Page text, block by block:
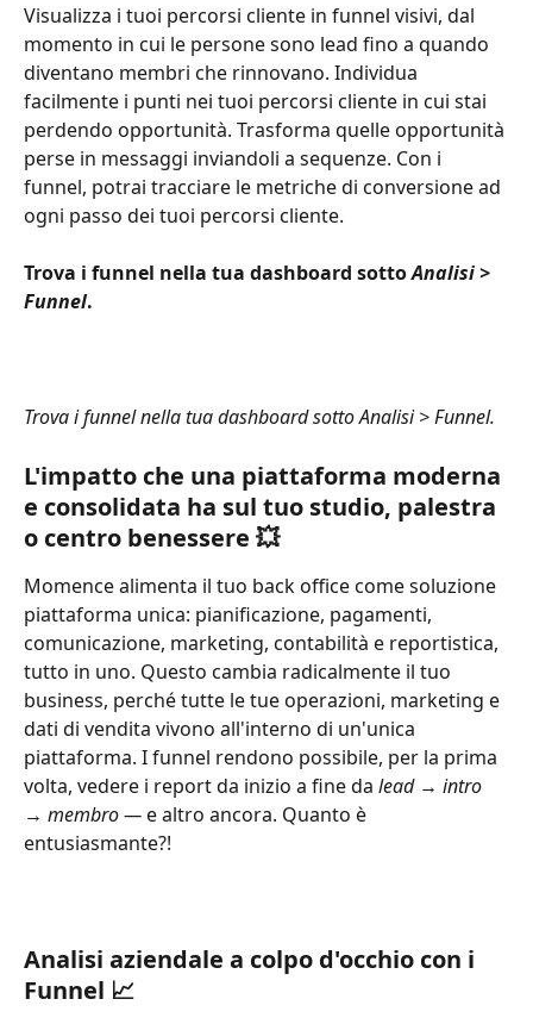
Visualizza i tuoi percorsi cliente in funnel visivi, dal
momento in cui le persone sono lead fino a quando
diventano membri che rinnovano. Individua
facilmente i punti nei tuoi percorsi cliente in cui stai
perdendo opportunità. Trasforma quelle opportunità
perse in messaggi inviandoli a sequenze. Con i
funnel, potrai tracciare le metriche di conversione ad
ogni passo dei tuoi percorsi cliente.
Trova i funnel nella tua dashboard sotto Analisi >
Funnel.
Trova i funnel nella tua dashboard sotto Analisi > Funnel.
L'impatto che una piattaforma moderna
e consolidata ha sul tuo studio, palestra
o centro benessere 💥
Momence alimenta il tuo back office come soluzione
piattaforma unica: pianificazione, pagamenti,
comunicazione, marketing, contabilità e reportistica,
tutto in uno. Questo cambia radicalmente il tuo
business, perché tutte le tue operazioni, marketing e
dati di vendita vivono all'interno di un'unica
piattaforma. I funnel rendono possibile, per la prima
volta, vedere i report da inizio a fine da lead → intro
→ membro — e altro ancora. Quanto è
entusiasmante?!
Analisi aziendale a colpo d'occhio con i
Funnel 📈